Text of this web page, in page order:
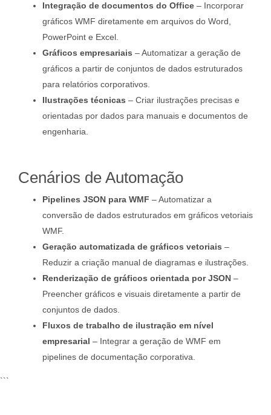
Integração de documentos do Office – Incorporar
gráficos WMF diretamente em arquivos do Word,
PowerPoint e Excel.
Gráficos empresariais – Automatizar a geração de
gráficos a partir de conjuntos de dados estruturados
para relatórios corporativos.
Ilustrações técnicas – Criar ilustrações precisas e
orientadas por dados para manuais e documentos de
engenharia.
Cenários de Automação
Pipelines JSON para WMF – Automatizar a
conversão de dados estruturados em gráficos vetoriais
WMF.
Geração automatizada de gráficos vetoriais –
Reduzir a criação manual de diagramas e ilustrações.
Renderização de gráficos orientada por JSON –
Preencher gráficos e visuais diretamente a partir de
conjuntos de dados.
Fluxos de trabalho de ilustração em nível
empresarial – Integrar a geração de WMF em
pipelines de documentação corporativa.
```